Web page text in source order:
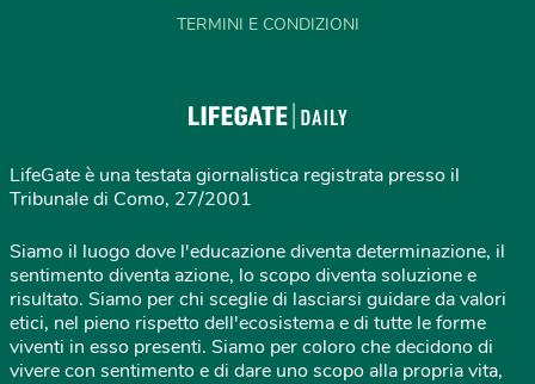
TERMINI E CONDIZIONI
LifeGate è una testata giornalistica registrata presso il
Tribunale di Como, 27/2001
Siamo il luogo dove l'educazione diventa determinazione, il
sentimento diventa azione, lo scopo diventa soluzione e
risultato. Siamo per chi sceglie di lasciarsi guidare da valori
etici, nel pieno rispetto dell'ecosistema e di tutte le forme
viventi in esso presenti. Siamo per coloro che decidono di
vivere con sentimento e di dare uno scopo alla propria vita,